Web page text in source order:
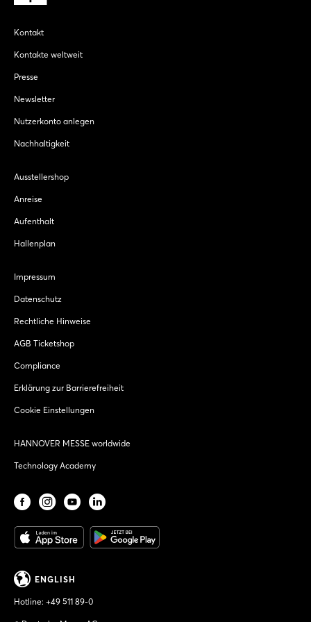
Kontakt
Kontakte weltweit
Presse
Newsletter
Nutzerkonto anlegen
Nachhaltigkeit
Ausstellershop
Anreise
Aufenthalt
Hallenplan
Impressum
Datenschutz
Rechtliche Hinweise
AGB Ticketshop
Compliance
Erklärung zur Barrierefreiheit
Cookie Einstellungen
HANNOVER MESSE worldwide
Technology Academy
ENGLISH
Hotline: +49 511 89-0